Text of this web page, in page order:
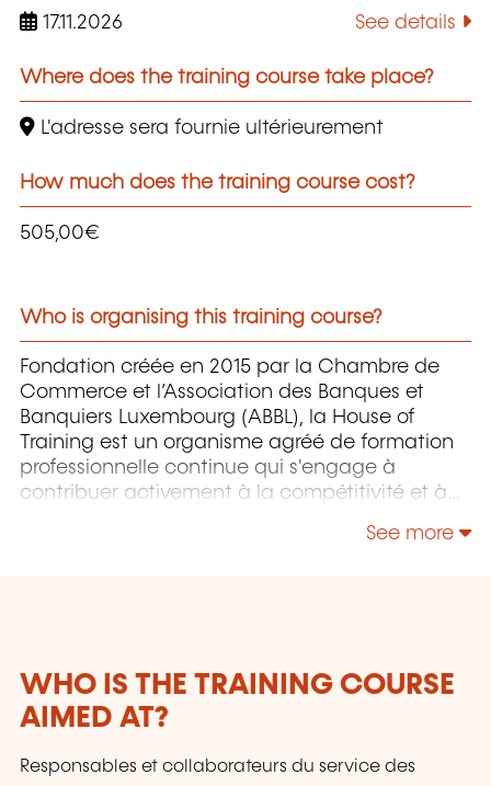
17.11.2026 See details
Where does the training course take place?
L'adresse sera fournie ultérieurement
How much does the training course cost?
505,00€
Who is organising this training course?
Fondation créée en 2015 par la Chambre de
Commerce et l’Association des Banques et
Banquiers Luxembourg (ABBL), la House of
Training est un organisme agréé de formation
professionnelle continue qui s'engage à
contribuer activement à la compétitivité et à
les compétences de ceux qui font vivre son
See more
WHO IS THE TRAINING COURSE
AIMED AT?
Responsables et collaborateurs du service des